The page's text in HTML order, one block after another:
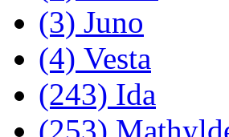
(3) Juno
(4) Vesta
(243) Ida